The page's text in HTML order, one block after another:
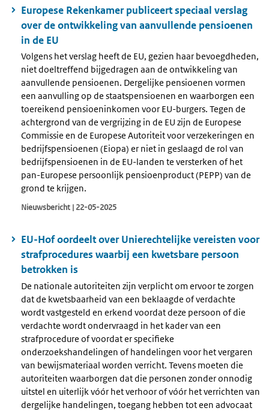
Europese Rekenkamer publiceert speciaal verslag
over de ontwikkeling van aanvullende pensioenen
in de EU
Volgens het verslag heeft de EU, gezien haar bevoegdheden,
niet doeltreffend bijgedragen aan de ontwikkeling van
aanvullende pensioenen. Dergelijke pensioenen vormen
een aanvulling op de staatspensioenen en waarborgen een
toereikend pensioeninkomen voor EU-burgers. Tegen de
achtergrond van de vergrijzing in de EU zijn de Europese
Commissie en de Europese Autoriteit voor verzekeringen en
bedrijfspensioenen (Eiopa) er niet in geslaagd de rol van
bedrijfspensioenen in de EU-landen te versterken of het
pan-Europese persoonlijk pensioenproduct (PEPP) van de
grond te krijgen.
Nieuwsbericht | 22-05-2025
EU-Hof oordeelt over Unierechtelijke vereisten voor
strafprocedures waarbij een kwetsbare persoon
betrokken is
De nationale autoriteiten zijn verplicht om ervoor te zorgen
dat de kwetsbaarheid van een beklaagde of verdachte
wordt vastgesteld en erkend voordat deze persoon of die
verdachte wordt ondervraagd in het kader van een
strafprocedure of voordat er specifieke
onderzoekshandelingen of handelingen voor het vergaren
van bewijsmateriaal worden verricht. Tevens moeten die
autoriteiten waarborgen dat die personen zonder onnodig
uitstel en uiterlijk vóór het verhoor of vóór het verrichten van
dergelijke handelingen, toegang hebben tot een advocaat